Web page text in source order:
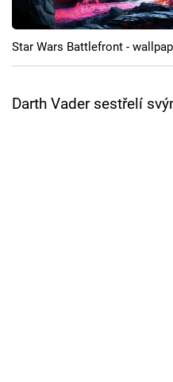
Cool Esport
Pořady
TV Program
Star Wars Battlefront -
Darth Vader sestřelí